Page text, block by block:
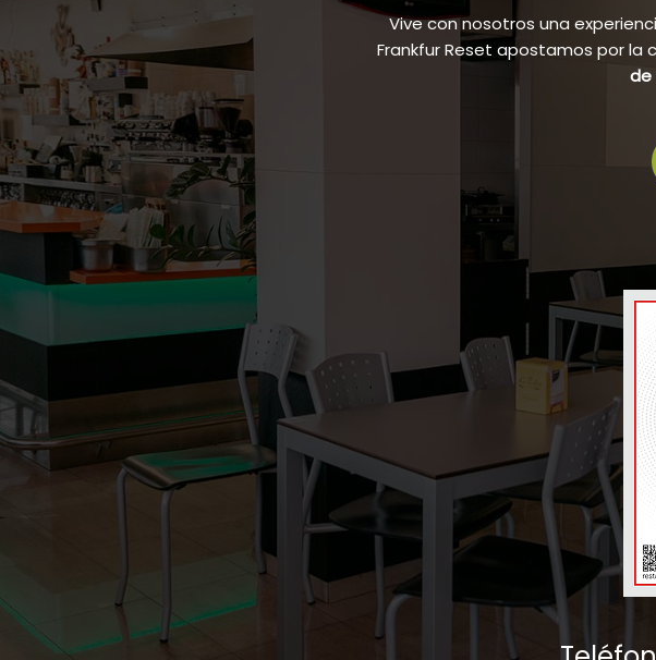
Vive con nosotros una
Frankfur Reset apostamos por la
de